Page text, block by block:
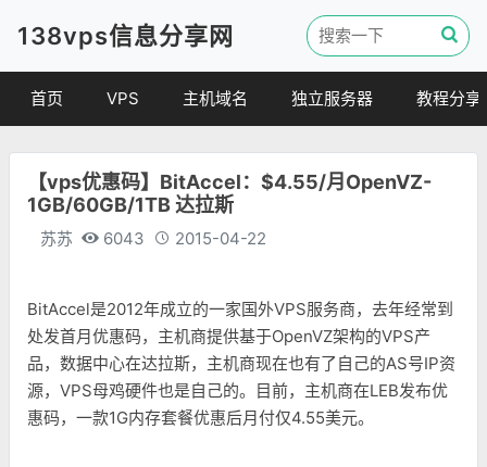
138vps信息分享网
首页 VPS
便宜VPS
VPS评测
主机域名
虚拟主机
独立服务器 教程分享
建站教程
【vps优惠码】BitAccel：$4.55/月OpenVZ-
1GB/60GB/1TB 达拉斯
苏苏 6043 2015-04-22
BitAccel是2012年成立的一家国外VPS服务商，去年经常到
处发首月优惠码，主机商提供基于OpenVZ架构的VPS产
品，数据中心在达拉斯，主机商现在也有了自己的AS号IP资
源，VPS母鸡硬件也是自己的。目前，主机商在LEB发布优
惠码，一款1G内存套餐优惠后月付仅4.55美元。